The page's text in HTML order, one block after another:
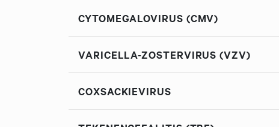
CYTOMEGALOVIRUS (CMV)
VARICELLA-ZOSTERVIRUS (VZV)
COXSACKIEVIRUS